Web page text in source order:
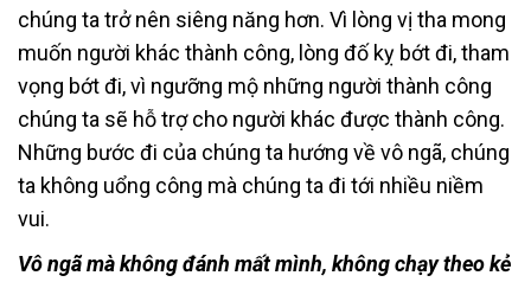
chúng ta trở nên siêng năng hơn. Vì lòng vị tha mong
muốn người khác thành công, lòng đố kỵ bớt đi, tham
vọng bớt đi, vì ngưỡng mộ những người thành công
chúng ta sẽ hỗ trợ cho người khác được thành công.
Những bước đi của chúng ta hướng về vô ngã, chúng
ta không uổng công mà chúng ta đi tới nhiều niềm
vui.
Vô ngã mà không đánh mất mình, không chạy theo kẻ